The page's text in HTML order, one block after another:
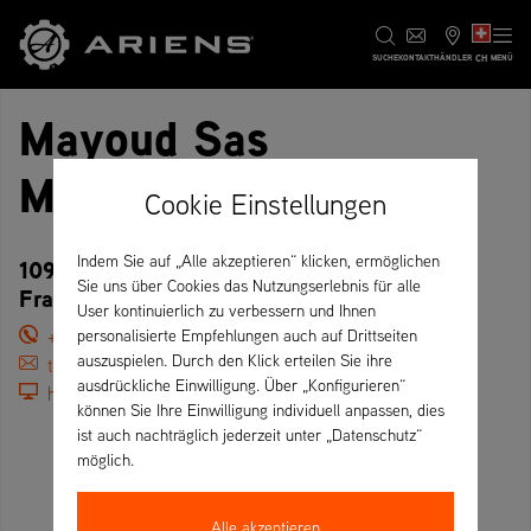
SUCHEKONTAKTHÄNDLER CH MENÜ
Mayoud Sas
Motoculture
109 R.N.6, 69380 Dommartin Les Toul –
Frankreich
+33 0478473133
thierry.dessolains@mayoud.com
https://www.mayoud.com/
Cookie Einstellungen
Indem Sie auf „Alle akzeptieren“ klicken, ermöglichen
Sie uns über Cookies das Nutzungserlebnis für alle
User kontinuierlich zu verbessern und Ihnen
personalisierte Empfehlungen auch auf Drittseiten
auszuspielen. Durch den Klick erteilen Sie ihre
ausdrückliche Einwilligung. Über „Konfigurieren“
können Sie Ihre Einwilligung individuell anpassen, dies
ist auch nachträglich jederzeit unter „Datenschutz“
möglich.